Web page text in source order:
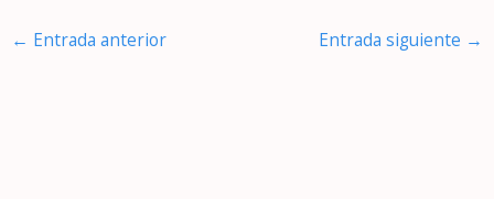
← Entrada anterior Entrada siguiente →